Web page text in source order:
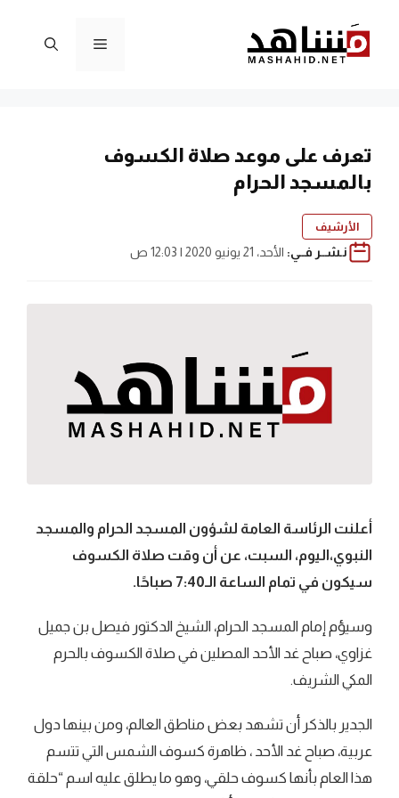
المحتوى
القائمة
تعرف على موعد صلاة الكسوف
بالمسجد الحرام
الأرشيف
نـشــر فــي: الأحد، 21 يونيو 2020 | 12:03 ص
أعلنت الرئاسة العامة لشؤون المسجد الحرام والمسجد
النبوي،اليوم، السبت، عن أن وقت صلاة الكسوف
سيكون في تمام الساعة الـ7:40 صباحًا.
وسيؤم إمام المسجد الحرام، الشيخ الدكتور فيصل بن جميل
غزاوي، صباح غد الأحد المصلين في صلاة الكسوف بالحرم
المكي الشريف.
الجدير بالذكر أن تشهد بعض مناطق العالم، ومن بينها دول
عربية، صباح غد الأحد ، ظاهرة كسوف الشمس التي تتسم
هذا العام بأنها كسوف حلقي، وهو ما يطلق عليه اسم “حلقة